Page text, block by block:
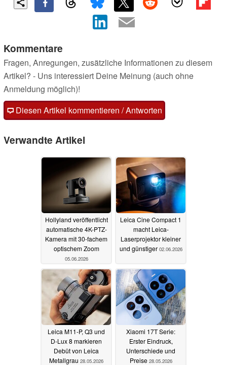
Kommentare
Fragen, Anregungen, zusätzliche Informationen zu diesem
Artikel? - Uns interessiert Deine Meinung (auch ohne
Anmeldung möglich)!
Diesen Artikel kommentieren / Antworten
Verwandte Artikel
Hollyland veröffentlicht
automatische 4K-PTZ-
Kamera mit 30-fachem
optischem Zoom
05.06.2026
Leica Cine Compact 1
macht Leica-
Laserprojektor kleiner
und günstiger 02.06.2026
Leica M11-P, Q3 und
D-Lux 8 markieren
Debüt von Leica
Metallgrau 28.05.2026
Xiaomi 17T Serie:
Erster Eindruck,
Unterschiede und
Preise 28.05.2026